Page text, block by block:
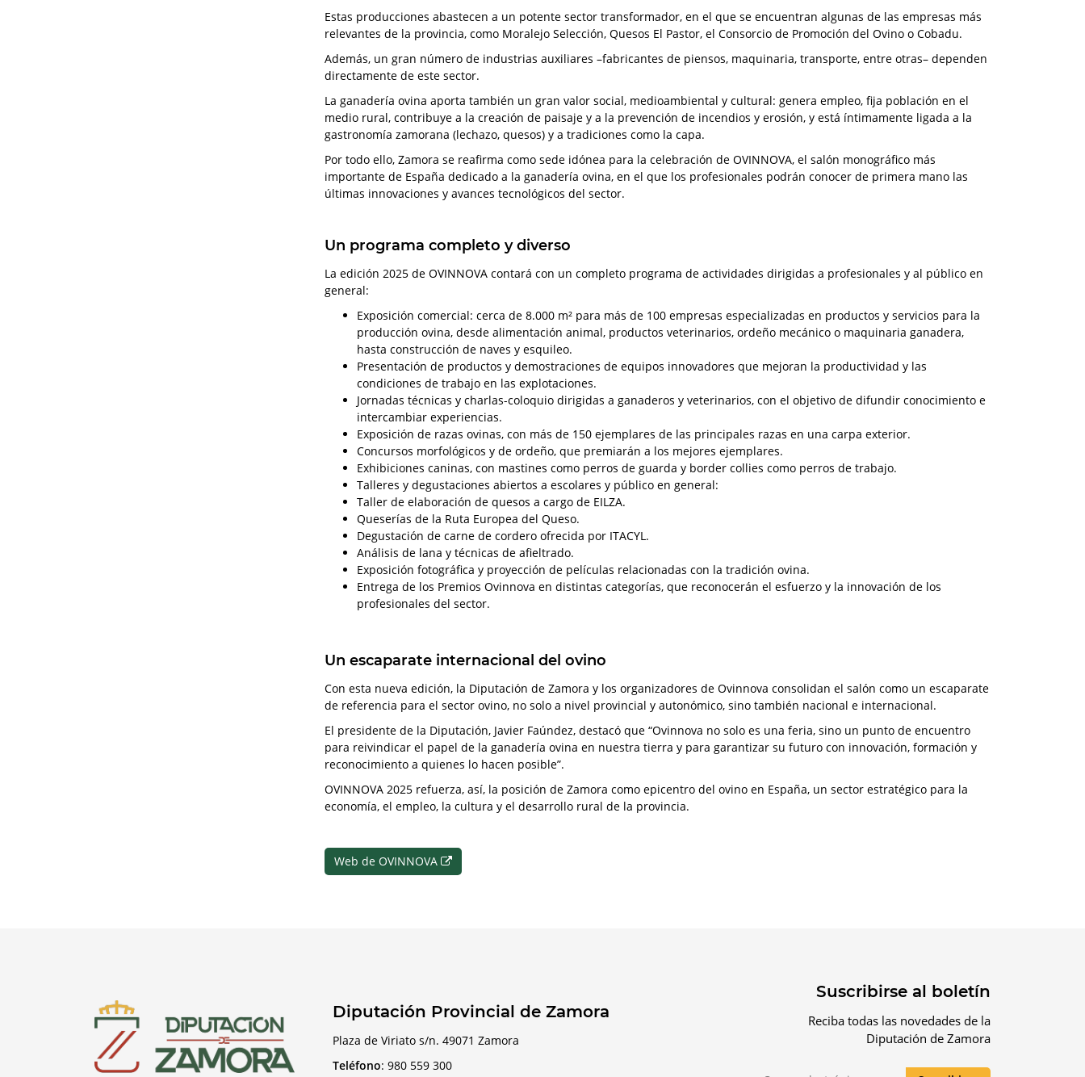
Estas producciones abastecen a un potente sector transformador, en el que se encuentran algunas de las empresas más
relevantes de la provincia, como Moralejo Selección, Quesos El Pastor, el Consorcio de Promoción del Ovino o Cobadu.
Además, un gran número de industrias auxiliares –fabricantes de piensos, maquinaria, transporte, entre otras– dependen
directamente de este sector.
La ganadería ovina aporta también un gran valor social, medioambiental y cultural: genera empleo, fija población en el
medio rural, contribuye a la creación de paisaje y a la prevención de incendios y erosión, y está íntimamente ligada a la
gastronomía zamorana (lechazo, quesos) y a tradiciones como la capa.
Por todo ello, Zamora se reafirma como sede idónea para la celebración de OVINNOVA, el salón monográfico más
importante de España dedicado a la ganadería ovina, en el que los profesionales podrán conocer de primera mano las
últimas innovaciones y avances tecnológicos del sector.
Un programa completo y diverso
La edición 2025 de OVINNOVA contará con un completo programa de actividades dirigidas a profesionales y al público en
general:
Exposición comercial: cerca de 8.000 m² para más de 100 empresas especializadas en productos y servicios para la
producción ovina, desde alimentación animal, productos veterinarios, ordeño mecánico o maquinaria ganadera,
hasta construcción de naves y esquileo.
Presentación de productos y demostraciones de equipos innovadores que mejoran la productividad y las
condiciones de trabajo en las explotaciones.
Jornadas técnicas y charlas-coloquio dirigidas a ganaderos y veterinarios, con el objetivo de difundir conocimiento e
intercambiar experiencias.
Exposición de razas ovinas, con más de 150 ejemplares de las principales razas en una carpa exterior.
Concursos morfológicos y de ordeño, que premiarán a los mejores ejemplares.
Exhibiciones caninas, con mastines como perros de guarda y border collies como perros de trabajo.
Talleres y degustaciones abiertos a escolares y público en general:
Taller de elaboración de quesos a cargo de EILZA.
Queserías de la Ruta Europea del Queso.
Degustación de carne de cordero ofrecida por ITACYL.
Análisis de lana y técnicas de afieltrado.
Exposición fotográfica y proyección de películas relacionadas con la tradición ovina.
Entrega de los Premios Ovinnova en distintas categorías, que reconocerán el esfuerzo y la innovación de los
profesionales del sector.
Un escaparate internacional del ovino
Con esta nueva edición, la Diputación de Zamora y los organizadores de Ovinnova consolidan el salón como un escaparate
de referencia para el sector ovino, no solo a nivel provincial y autonómico, sino también nacional e internacional.
El presidente de la Diputación, Javier Faúndez, destacó que “Ovinnova no solo es una feria, sino un punto de encuentro
para reivindicar el papel de la ganadería ovina en nuestra tierra y para garantizar su futuro con innovación, formación y
reconocimiento a quienes lo hacen posible”.
OVINNOVA 2025 refuerza, así, la posición de Zamora como epicentro del ovino en España, un sector estratégico para la
economía, el empleo, la cultura y el desarrollo rural de la provincia.
Web de OVINNOVA
Diputación Provincial de Zamora
Plaza de Viriato s/n. 49071 Zamora
Teléfono: 980 559 300
Suscribirse al boletín
Reciba todas las novedades de la
Diputación de Zamora